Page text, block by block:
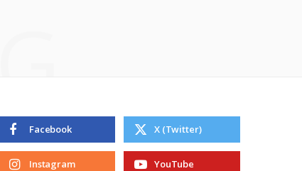
Facebook X (Twitter)
Instagram YouTube